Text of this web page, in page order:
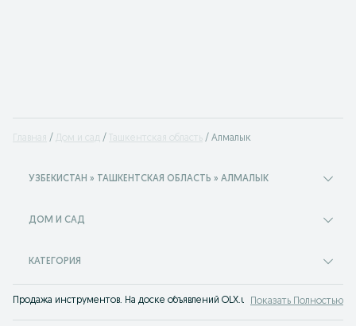
Главная Дом и сад Ташкентская область Алмалык
УЗБЕКИСТАН » ТАШКЕНТСКАЯ ОБЛАСТЬ » АЛМАЛЫК
ДОМ И САД
КАТЕГОРИЯ
Продажа инструментов. На доске объявлений OLX.uz Алмалык можно
Показать Полностью